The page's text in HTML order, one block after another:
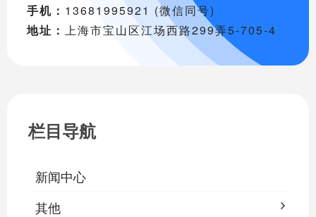
手机： 13681995921 (微信同号)
地址： 上海市宝山区江场西路299弄5-705-4
栏目导航
新闻中心
其他